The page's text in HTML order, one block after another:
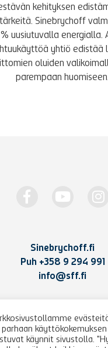
kehityksen
Sinebrychoff
uusiutuvalla energialla.
yhtiö edistää
oluiden
parempaan huomiseen.
Sinebrychoff.fi
Puh +358 9 294 991
info@sff.fi
Yhteystiedot
Käyttöehdot ja
käynnit sivustolla.